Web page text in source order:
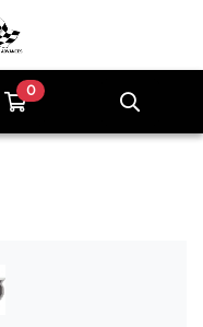
Ir a mi compra
0